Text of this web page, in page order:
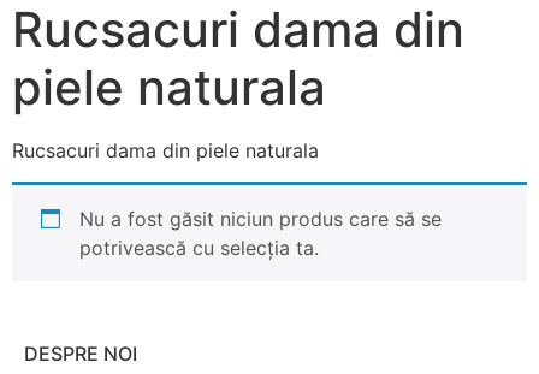
Rucsacuri dama din
piele naturala
Rucsacuri dama din piele naturala
Nu a fost găsit niciun produs care să se
potrivească cu selecția ta.
DESPRE NOI